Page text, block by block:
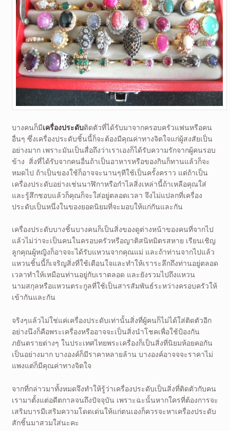
บางคนก็มีเครื่องประดับติดตัวที่ได้รับมาจากครอบครัวแฟนหรือคน
อื่นๆ ซึ่งเครื่องประดับชิ้นนี้ก็จะต้องมีคุณค่าทางจิตใจแก่ผู้สงสัยเป็น
อย่างมาก เพราะมันเป็นสื่อถึงว่าเราเองก็ได้รับความรักจากผู้คนรอบ
ข้าง สิ่งที่ได้รับจากคนอื่นถ้าเป็นอาหารหรือของกินก็ทานแล้วก็จะ
หมดไป ถ้าเป็นของใช้ก็อาจจะนานๆทีใช้เป็นครั้งคราว แต่ถ้าเป็น
เครื่องประดับอย่างเช่นนาฬิกาหรือกำไลสิ่งเหล่านี้ถ้าเหลือคุณใส่
และรู้สึกชอบแล้วก็คุณก็จะใส่อยู่ตลอดเวลา จึงไม่แปลกที่เครื่อง
ประดับเป็นหนึ่งในของยอดนิยมที่จะมอบให้แก่กันและกัน
เครื่องประดับบางชิ้นบางคนก็เป็นสิ่งของดูต่างหน้าของคนที่จากไป
แล้วไม่ว่าจะเป็นคนในครอบครัวหรือญาติสนิทมิตรสหาย เรียนเชิญ
ลูกคุณผู้หญิงก็อาจจะได้รับแหวนจากคุณแม่ และถ้าท่านจากไปแล้ว
แหวนชิ้นนี้ก็เจริญสิ่งที่ใช้เตือนใจและทำให้เราระลึกถึงท่านอยู่ตลอด
เวลาทำให้เหมือนท่านอยู่กับเราตลอด และยังรวมไปถึงแหวน
นามสกุลหรือแหวนตระกูลที่ใช้เป็นสารสัมพันธ์ระหว่างครอบครัวให้
เข้ากันและกัน
จริงๆแล้วไม่ใช่แค่เครื่องประดับเท่านั้นสิ่งที่ผู้คนก็ไม่ได้ใส่ติดตัวอีก
อย่างนึงก็คือพระเครื่องหรืออาจจะเป็นสิ่งนำโชคเพื่อใช้ป้องกัน
ภยันตรายต่างๆ ในประเทศไทยพระเครื่องก็เป็นสิ่งที่นิยมห้อยคอกัน
เป็นอย่างมาก บางองค์ก็มีราคาหลายล้าน บางองค์อาจจจะราคาไม่
แพงแต่ก็มีคุณค่าทางจิตใจ
จากที่กล่าวมาทั้งหมดจึงทำให้รู้ว่าเครื่องประดับเป็นสิ่งที่ติดตัวกับคน
เรามาตั้งแต่อดีตกาลจนถึงปัจจุบัน เพราะฉะนั้นหากใครที่ต้องการจะ
เสริมบารมีเสริมความโดดเด่นให้แก่ตนเองก็ควรจะหาเครื่องประดับ
สักชิ้นมาสวมใส่นะคะ